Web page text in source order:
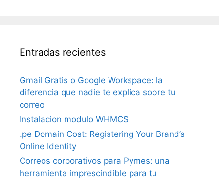
Entradas recientes
Gmail Gratis o Google Workspace: la
diferencia que nadie te explica sobre tu
correo
Instalacion modulo WHMCS
.pe Domain Cost: Registering Your Brand’s
Online Identity
Correos corporativos para Pymes: una
herramienta imprescindible para tu